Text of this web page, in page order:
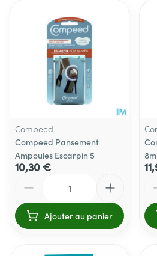
Compeed
Compeed Pansement
Ampoules Escarpin 5
10,30 €
Ajouter au panier